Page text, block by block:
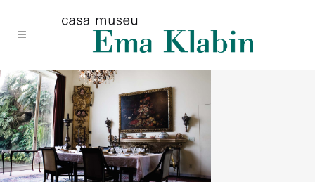
conteúdo
navegação
site